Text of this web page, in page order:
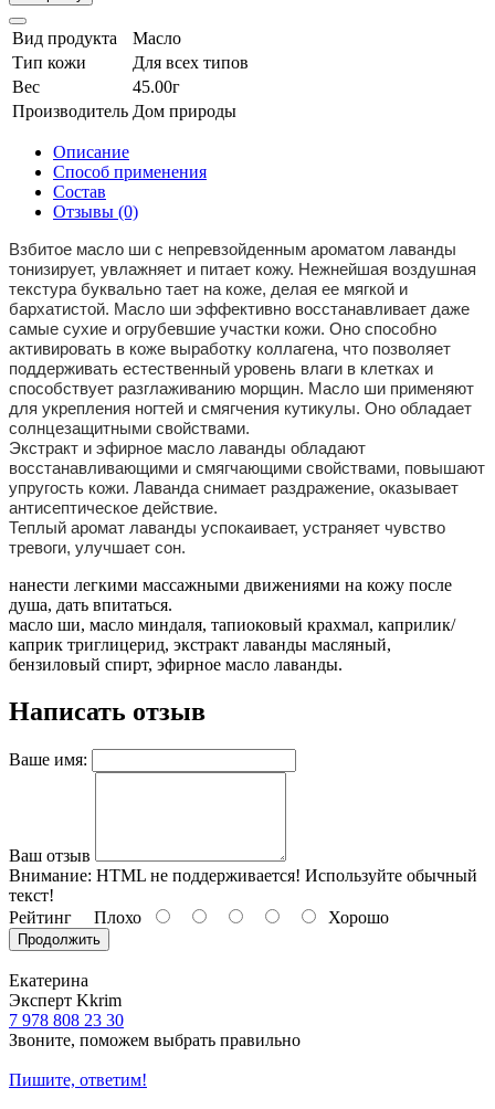
Вид продукта
Масло
Тип кожи
Для всех типов
Вес
45.00г
Производитель Дом природы
Описание
Способ применения
Состав
Отзывы (0)
Взбитое масло ши с непревзойденным ароматом лаванды
тонизирует, увлажняет и питает кожу. Нежнейшая воздушная
текстура буквально тает на коже, делая ее мягкой и
бархатистой. Масло ши эффективно восстанавливает даже
самые сухие и огрубевшие участки кожи. Оно способно
активировать в коже выработку коллагена, что позволяет
поддерживать естественный уровень влаги в клетках и
способствует разглаживанию морщин. Масло ши применяют
для укрепления ногтей и смягчения кутикулы. Оно обладает
солнцезащитными свойствами.
Экстракт и эфирное масло лаванды обладают
восстанавливающими и смягчающими свойствами, повышают
упругость кожи. Лаванда снимает раздражение, оказывает
антисептическое действие.
Теплый аромат лаванды успокаивает, устраняет чувство
тревоги, улучшает сон.
нанести легкими массажными движениями на кожу после
душа, дать впитаться.
масло ши, масло миндаля, тапиоковый крахмал, каприлик/
каприк триглицерид, экстракт лаванды масляный,
бензиловый спирт, эфирное масло лаванды.
Написать отзыв
Ваше имя:
Ваш отзыв
Внимание: HTML не поддерживается! Используйте обычный
текст!
Рейтинг Плохо Хорошо
Продолжить
Екатерина
Эксперт Kkrim
7 978 808 23 30
Звоните, поможем выбрать правильно
Пишите, ответим!